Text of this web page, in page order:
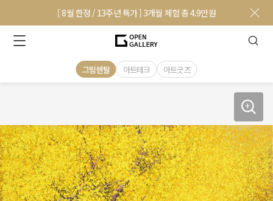
[ 8월 한정 / 13주년 특가 ] 3개월 체험 총 4.9만원
그림렌탈 아트테크 아트굿즈